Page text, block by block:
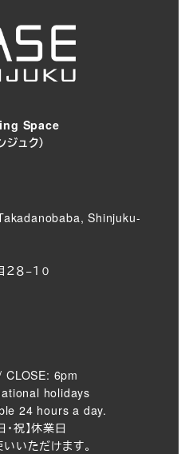
Space
ュク）
Shinjuku-
８−１０
6pm
holidays
24 hours a day.
・祝】休業日
いただけます。